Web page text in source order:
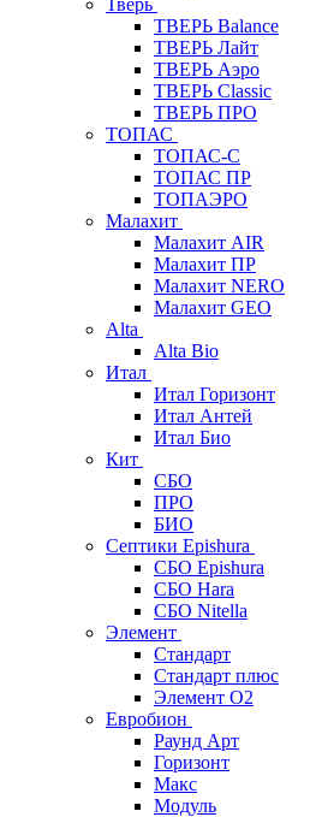
Тверь
ТВЕРЬ Balance
ТВЕРЬ Лайт
ТВЕРЬ Аэро
ТВЕРЬ Classic
ТВЕРЬ ПРО
ТОПАС
ТОПАС-С
ТОПАС ПР
ТОПАЭРО
Малахит
Малахит AIR
Малахит ПР
Малахит NERO
Малахит GEO
Alta
Alta Bio
Итал
Итал Горизонт
Итал Антей
Итал Био
Кит
СБО
ПРО
БИО
Септики Epishura
СБО Epishura
СБО Hara
СБО Nitella
Элемент
Стандарт
Стандарт плюс
Элемент О2
Евробион
Раунд Арт
Горизонт
Макс
Модуль